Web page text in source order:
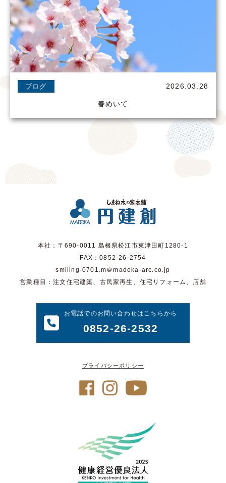
ブログ 2026.03.28
春めいて
本社：〒690-0011 島根県松江市東津田町1280-1
FAX：0852-26-2754
smiling-0701.m＠madoka-arc.co.jp
営業種目：注文住宅建築、古民家再生、住宅リフォーム、店舗
お電話でのお問い合わせはこちらから
0852-26-2532
プライバシーポリシー